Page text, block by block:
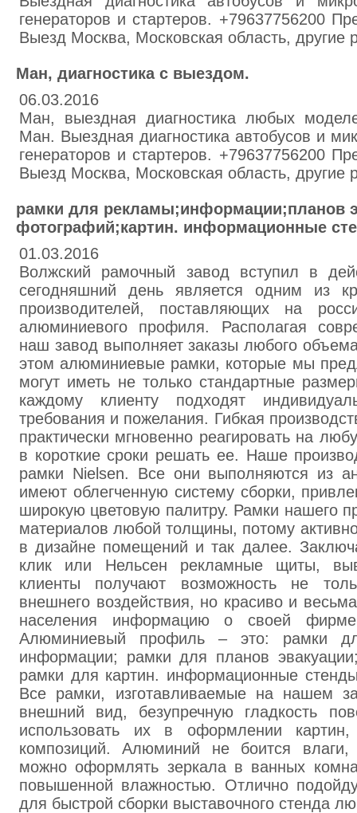
генераторов и стартеров. +79637756200
Выезд Москва, Московская область, другие
Ман, диагностика с выездом.
06.03.2016
Ман, выездная диагностика любых
Ман. Выездная диагностика автобусов и
генераторов и стартеров. +79637756200
Выезд Москва, Московская область, другие
рамки для рекламы;информации;планов
фотографий;картин. информационные
01.03.2016
Волжский рамочный завод вступил в
сегодняшний день является одним из
производителей, поставляющих на
алюминиевого профиля. Располагая
наш завод выполняет заказы любого
этом алюминиевые рамки, которые мы
могут иметь не только стандартные
каждому клиенту подходят
требования и пожелания. Гибкая
практически мгновенно реагировать на
в короткие сроки решать ее. Наше
рамки Nielsen. Все они выполняются из
имеют облегченную систему сборки,
широкую цветовую палитру. Рамки нашего
материалов любой толщины, потому
в дизайне помещений и так далее.
клик или Нельсен рекламные щиты,
клиенты получают возможность не
внешнего воздействия, но красиво и
населения информацию о своей
Алюминиевый профиль – это: рамки
информации; рамки для планов
рамки для картин. информационные
Все рамки, изготавливаемые на нашем
внешний вид, безупречную гладкость
использовать их в оформлении
композиций. Алюминий не боится
можно оформлять зеркала в ванных
повышенной влажностью. Отлично
для быстрой сборки выставочного стенда